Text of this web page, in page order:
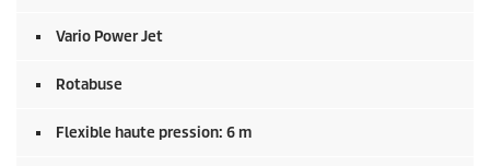
Vario Power Jet
Rotabuse
Flexible haute pression: 6 m